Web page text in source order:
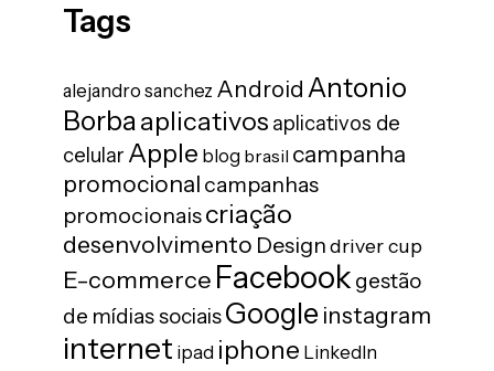
Tags
alejandro sanchez Android Antonio
Borba aplicativos aplicativos de
celular Apple blog brasil campanha
promocional campanhas
promocionaiscriação
desenvolvimento Designdriver cup
E-commerce Facebook gestão
de mídias sociaisGoogle instagram
internet ipad iphone LinkedIn